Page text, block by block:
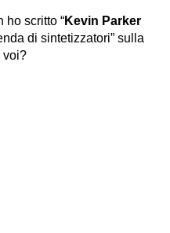
ho scritto “Kevin Parker
di sintetizzatori” sulla
voi?